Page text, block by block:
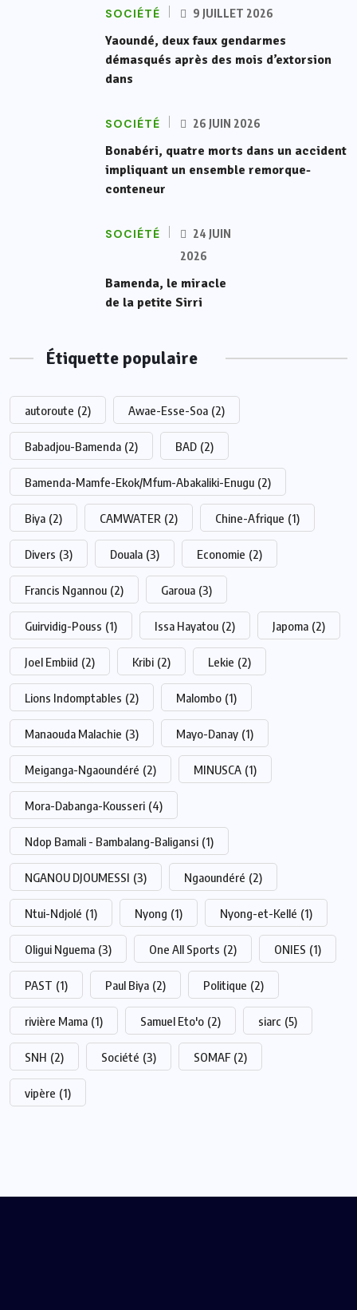
SOCIÉTÉ 9 JUILLET 2026
Yaoundé, deux faux gendarmes
démasqués après des mois d’extorsion
dans
SOCIÉTÉ 26 JUIN 2026
Bonabéri, quatre morts dans un accident
impliquant un ensemble remorque-
conteneur
SOCIÉTÉ
24 JUIN
2026
Bamenda, le miracle
de la petite Sirri
Étiquette populaire
autoroute (2) Awae-Esse-Soa (2)
Babadjou-Bamenda (2) BAD (2)
Bamenda-Mamfe-Ekok/Mfum-Abakaliki-Enugu (2)
Biya (2) CAMWATER (2) Chine-Afrique (1)
Divers (3) Douala (3) Economie (2)
Francis Ngannou (2) Garoua (3)
Guirvidig-Pouss (1) Issa Hayatou (2) Japoma (2)
Joel Embiid (2) Kribi (2) Lekie (2)
Lions Indomptables (2) Malombo (1)
Manaouda Malachie (3) Mayo-Danay (1)
Meiganga-Ngaoundéré (2) MINUSCA (1)
Mora-Dabanga-Kousseri (4)
Ndop Bamali - Bambalang-Baligansi (1)
NGANOU DJOUMESSI (3) Ngaoundéré (2)
Ntui-Ndjolé (1) Nyong (1) Nyong-et-Kellé (1)
Oligui Nguema (3) One All Sports (2) ONIES (1)
PAST (1) Paul Biya (2) Politique (2)
rivière Mama (1) Samuel Eto'o (2) siarc (5)
SNH (2) Société (3) SOMAF (2)
vipère (1)